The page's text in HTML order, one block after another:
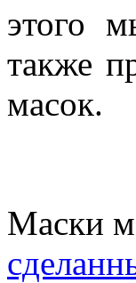
этого
также
масок.
Маски